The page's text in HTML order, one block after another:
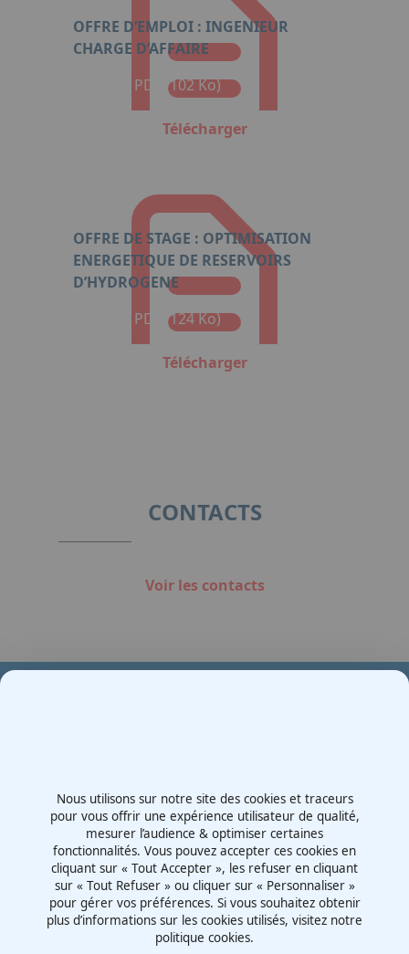
OFFRE D’EMPLOI : INGENIEUR
CHARGE D’AFFAIRE
Format : PDF (102 Ko)
Télécharger
OFFRE DE STAGE : OPTIMISATION
ENERGETIQUE DE RESERVOIRS
D’HYDROGENE
Format : PDF (124 Ko)
Télécharger
CONTACTS
Voir les contacts
Contactez-nous
Route d'Irigny, Z.I. Nord
69530 - Brignais
France
Nous utilisons sur notre site des cookies et traceurs
pour vous offrir une expérience utilisateur de qualité,
mesurer l’audience & optimiser certaines
fonctionnalités. Vous pouvez accepter ces cookies en
cliquant sur « Tout Accepter », les refuser en cliquant
sur « Tout Refuser » ou cliquer sur « Personnaliser »
pour gérer vos préférences. Si vous souhaitez obtenir
plus d’informations sur les cookies utilisés, visitez notre
politique cookies.